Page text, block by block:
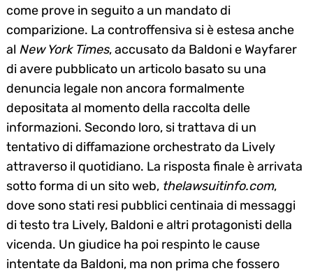
come prove in seguito a un mandato di
comparizione. La controffensiva si è estesa anche
al New York Times, accusato da Baldoni e Wayfarer
di avere pubblicato un articolo basato su una
denuncia legale non ancora formalmente
depositata al momento della raccolta delle
informazioni. Secondo loro, si trattava di un
tentativo di diffamazione orchestrato da Lively
attraverso il quotidiano. La risposta finale è arrivata
sotto forma di un sito web, thelawsuitinfo.com,
dove sono stati resi pubblici centinaia di messaggi
di testo tra Lively, Baldoni e altri protagonisti della
vicenda. Un giudice ha poi respinto le cause
intentate da Baldoni, ma non prima che fossero